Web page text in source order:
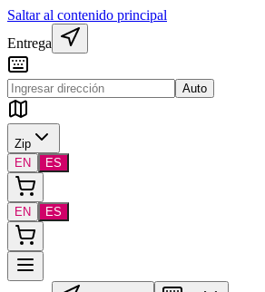
Saltar al contenido principal
Entrega
Auto
Zip
EN
ES
EN ES